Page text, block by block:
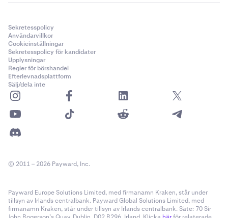
Sekretesspolicy
Användarvillkor
Cookieinställningar
Sekretesspolicy för kandidater
Upplysningar
Regler för börshandel
Efterlevnadsplattform
Sälj/dela inte
© 2011 – 2026 Payward, Inc.
Payward Europe Solutions Limited, med firmanamn Kraken, står under
tillsyn av Irlands centralbank. Payward Global Solutions Limited, med
firmanamn Kraken, står under tillsyn av Irlands centralbank. Säte: 70 Sir